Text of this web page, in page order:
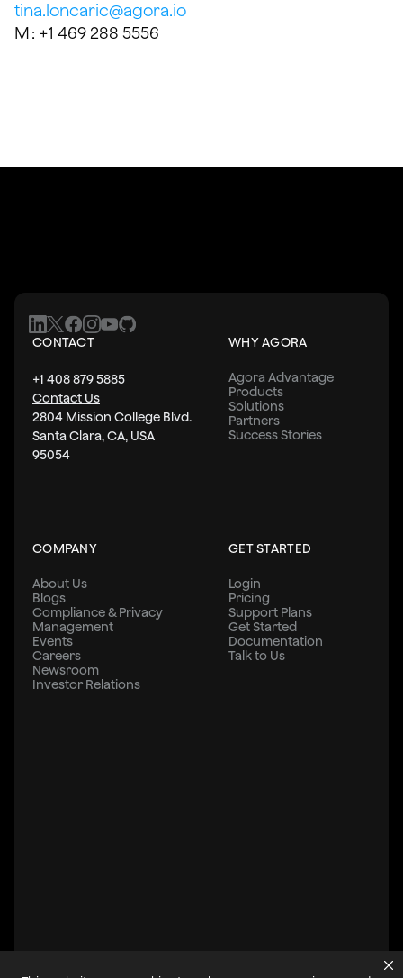
tina.loncaric@agora.io
M : +1 469 288 5556
CONTACT
+1 408 879 5885
Contact Us
2804 Mission College Blvd.
Santa Clara, CA, USA
95054
WHY AGORA
Agora Advantage
Products
Solutions
Partners
Success Stories
COMPANY
About Us
Blogs
Compliance & Privacy
Management
Events
Careers
Newsroom
Investor Relations
GET STARTED
Login
Pricing
Support Plans
Get Started
Documentation
Talk to Us